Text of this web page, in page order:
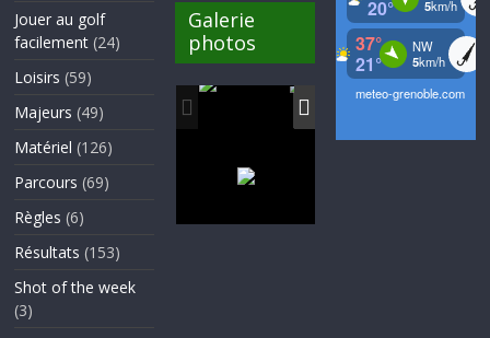
Jouer au golf
facilement (24)
Loisirs (59)
Majeurs (49)
Matériel (126)
Parcours (69)
Règles (6)
Résultats (153)
Shot of the week
(3)
Galerie
photos